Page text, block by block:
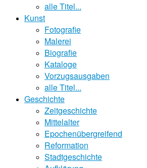
alle Titel...
Kunst
Fotografie
Malerei
Biografie
Kataloge
Vorzugsausgaben
alle Titel...
Geschichte
Zeitgeschichte
Mittelalter
Epochenübergreifend
Reformation
Stadtgeschichte